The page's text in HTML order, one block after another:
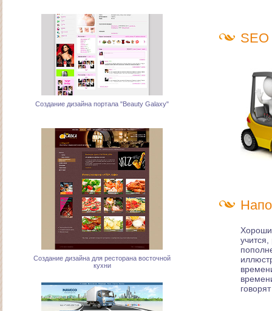
Создание дизайна портала "Beauty Galaxy"
Создание дизайна для ресторана восточной
SEO